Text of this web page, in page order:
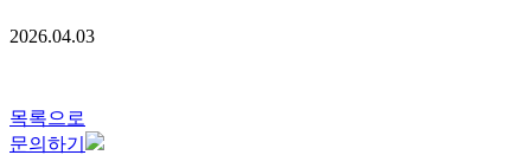
2026.04.03
목록으로
문의하기